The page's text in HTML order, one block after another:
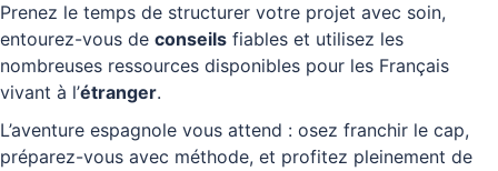
Prenez le temps de structurer votre projet avec soin,
entourez-vous de conseils fiables et utilisez les
nombreuses ressources disponibles pour les Français
vivant à l’étranger.
L’aventure espagnole vous attend : osez franchir le cap,
préparez-vous avec méthode, et profitez pleinement de